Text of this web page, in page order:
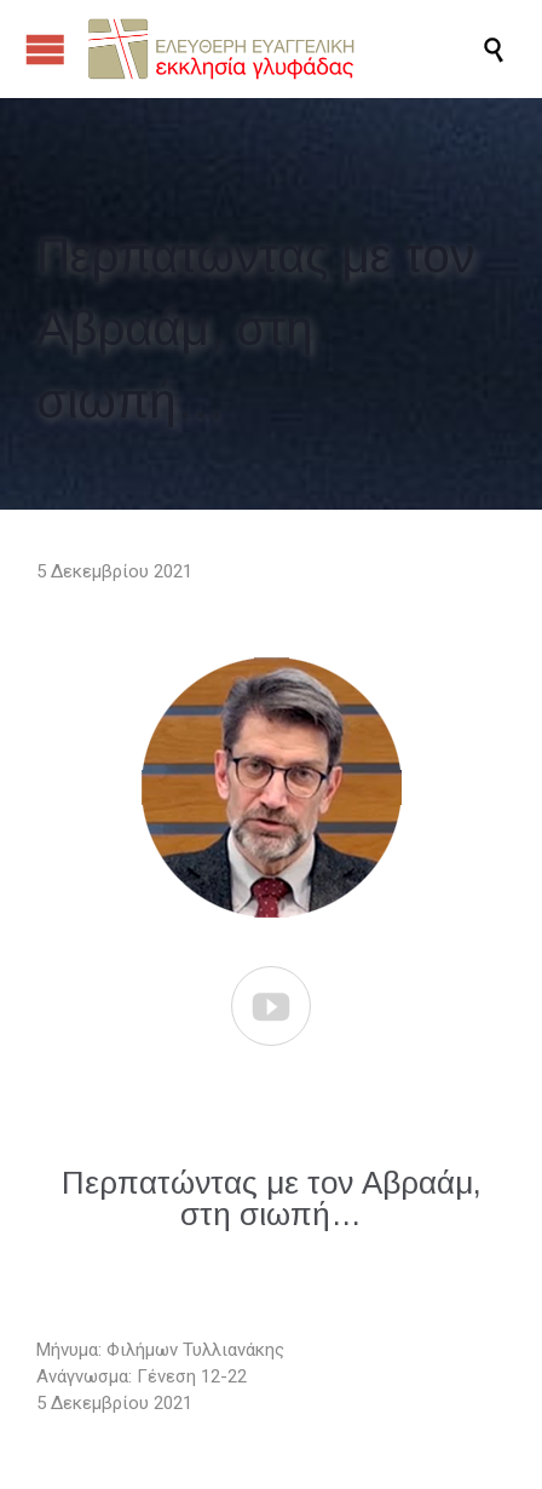

Περπατώντας με τον
Αβραάμ, στη
σιωπή…
5 Δεκεμβρίου 2021

Περπατώντας με τον Αβραάμ,
στη σιωπή…
Μήνυμα: Φιλήμων Τυλλιανάκης
Ανάγνωσμα: Γένεση 12-22
5 Δεκεμβρίου 2021